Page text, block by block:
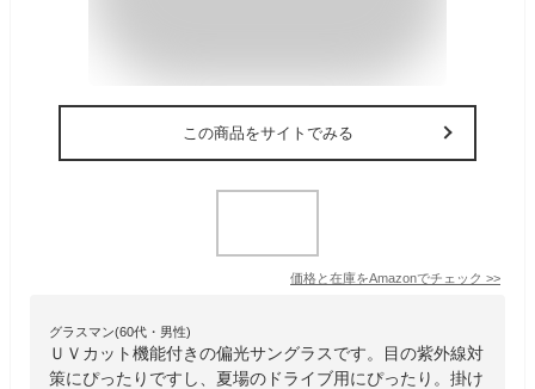
この商品をサイトでみる
価格と在庫をAmazonでチェック >>
グラスマン(60代・男性)
ＵＶカット機能付きの偏光サングラスです。目の紫外線対
策にぴったりですし、夏場のドライブ用にぴったり。掛け